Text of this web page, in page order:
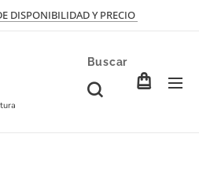
DISPONIBILIDAD Y PRECIO
Buscar